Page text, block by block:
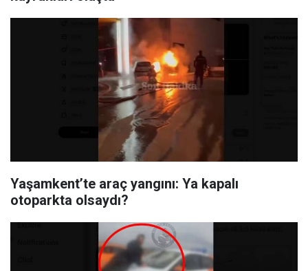
Yaşamkent’te araç yangını: Ya kapalı
otoparkta olsaydı?